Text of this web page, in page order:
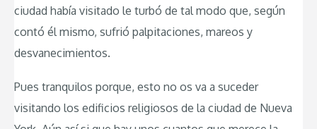
ciudad había visitado le turbó de tal modo que, según
contó él mismo, sufrió palpitaciones, mareos y
desvanecimientos.
Pues tranquilos porque, esto no os va a suceder
visitando los edificios religiosos de la ciudad de Nueva